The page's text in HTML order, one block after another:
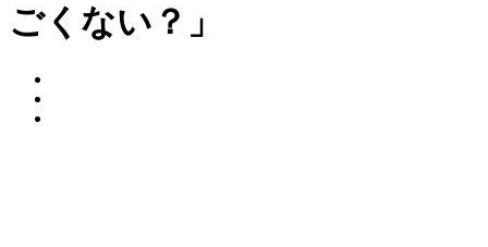
ごくない？」